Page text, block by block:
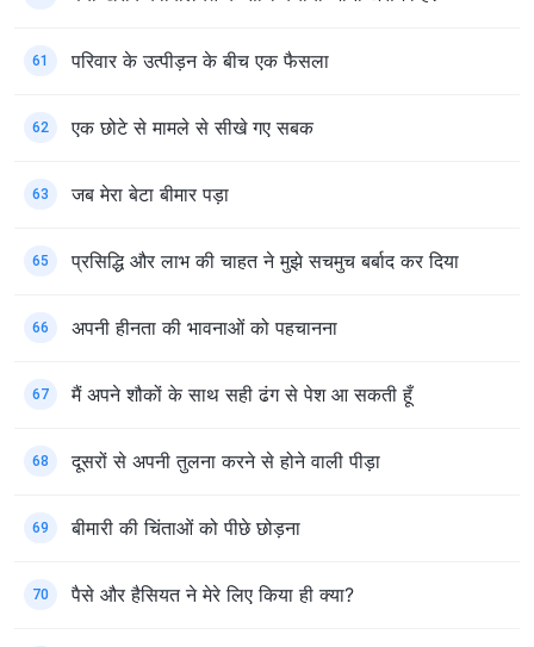
61 परिवार के उत्पीड़न के बीच एक फैसला
62 एक छोटे से मामले से सीखे गए सबक
63 जब मेरा बेटा बीमार पड़ा
65 प्रसिद्धि और लाभ की चाहत ने मुझे सचमुच बर्बाद कर दिया
66 अपनी हीनता की भावनाओं को पहचानना
67 मैं अपने शौकों के साथ सही ढंग से पेश आ सकती हूँ
68 दूसरों से अपनी तुलना करने से होने वाली पीड़ा
69 बीमारी की चिंताओं को पीछे छोड़ना
70 पैसे और हैसियत ने मेरे लिए किया ही क्या?